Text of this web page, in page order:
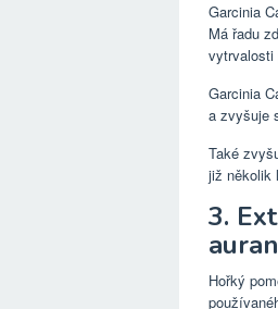
Garcinia
Má řadu
Garcinia
a zvyšuje
Také
již několik
3.
Hořký